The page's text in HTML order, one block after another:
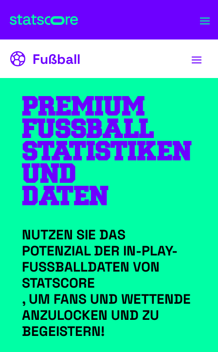
Fußball
PREMIUM
FUSSBALL
STATISTIKEN
UND
DATEN
NUTZEN SIE DAS
POTENZIAL DER IN-PLAY-
FUSSBALLDATEN VON S
TATSCORE
, UM FANS UND WETTENDE
ANZULOCKEN UND ZU
BEGEISTERN!